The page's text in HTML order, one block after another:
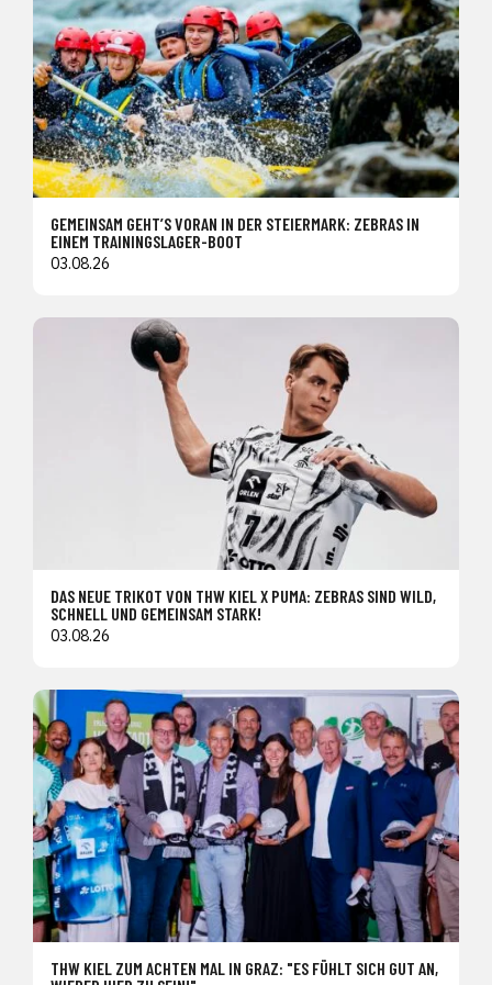
GEMEINSAM GEHT’S VORAN IN DER STEIERMARK: ZEBRAS IN
EINEM TRAININGSLAGER-BOOT
03.08.26
DAS NEUE TRIKOT VON THW KIEL X PUMA: ZEBRAS SIND WILD,
SCHNELL UND GEMEINSAM STARK!
03.08.26
THW KIEL ZUM ACHTEN MAL IN GRAZ: "ES FÜHLT SICH GUT AN,